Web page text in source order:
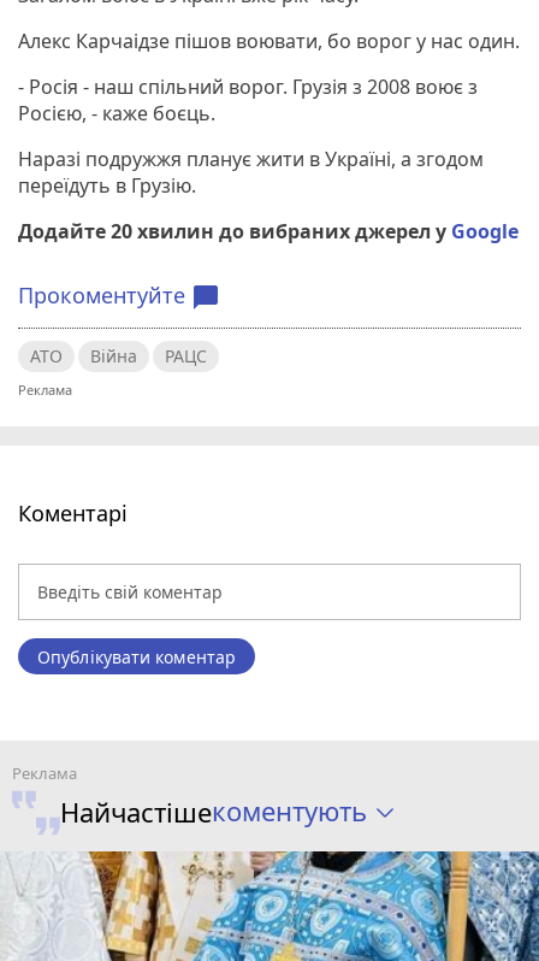
Алекс Карчаідзе пішов воювати, бо ворог у нас один.
- Росія - наш спільний ворог. Грузія з 2008 воює з
Росією, - каже боєць.
Наразі подружжя планує жити в Україні, а згодом
переїдуть в Грузію.
Додайте 20 хвилин до вибраних джерел у Google
Прокоментуйте chat_bubble
АТО Війна РАЦС
Коментарі
Опублікувати коментар
Найчастішекоментують